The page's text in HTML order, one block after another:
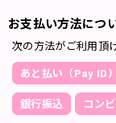
お支払い方法につ
次の方法がご利用頂
あと払い（Pay ID）
銀行振込 コン